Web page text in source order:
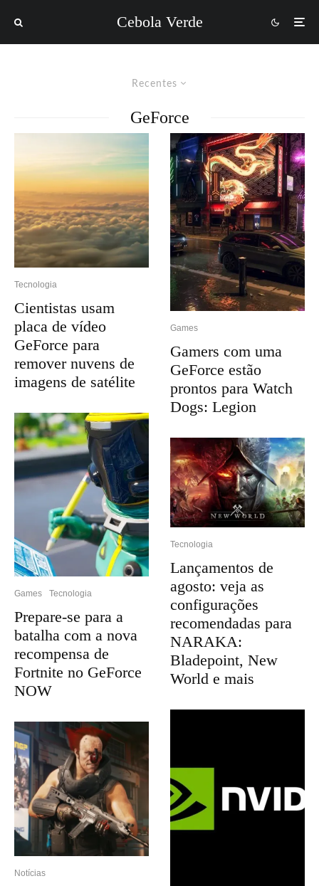
Cebola Verde
Recentes
GeForce
Tecnologia
Cientistas usam
placa de vídeo
GeForce para
remover nuvens de
imagens de satélite
Games Tecnologia
Prepare-se para a
batalha com a nova
recompensa de
Fortnite no GeForce
NOW
Notícias
Games
Gamers com uma
GeForce estão
prontos para Watch
Dogs: Legion
Tecnologia
Lançamentos de
agosto: veja as
configurações
recomendadas para
NARAKA:
Bladepoint, New
World e mais